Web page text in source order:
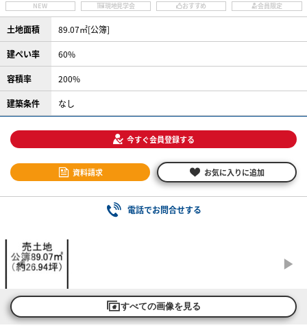
NEW 現地見学会 おすすめ 会員限定
土地面積 89.07㎡[公簿]
建ぺい率 60%
容積率 200%
建築条件 なし
今すぐ会員登録する
資料請求 お気に入りに追加
電話でお問合せする
すべての画像を見る